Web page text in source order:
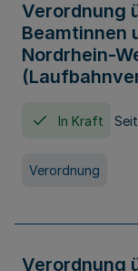
Verordnung
Beamtinnen
Nordrhein-
In Kraft
Verordnung
Verordnung